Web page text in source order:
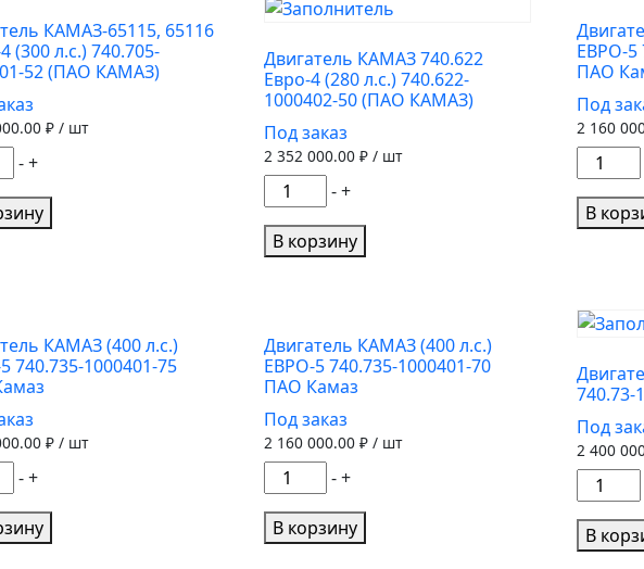
с
Р0.
(240л.с.
ТНВД
337-
20.05)
КАМАЗ-65115, 65116
(300 л.с.) 740.705-
52 (ПАО КАМАЗ)
₽ / шт
- +
Двигатель КАМАЗ 740.622
Евро-4 (280 л.с.) 740.622-
1000402-50 (ПАО КАМАЗ)
Под заказ
2 352 000.00 ₽ / шт
Количество
товара
Двигатель
КАМАЗ
(280
л.с.)
740.622-
1000402-
50
(ПАО
КАМАЗ)
-+
В корзину
ЕВРО-5
ПАО
Под
2 160
товара
КАМАЗ
ЕВРО-5
74
ПАО
Камаз
В
КАМАЗ (400 л.с.)
740.735-1000401-75
₽ / шт
- +
Двигатель КАМАЗ (400 л.с.)
ЕВРО-5 740.735-1000401-70
ПАО Камаз
Под заказ
2 160 000.00 ₽ / шт
Количество
товара
Двигатель
КАМАЗ
-+
В корзину
740.73-
Под
2 400
товара
ЕВРО-4
В